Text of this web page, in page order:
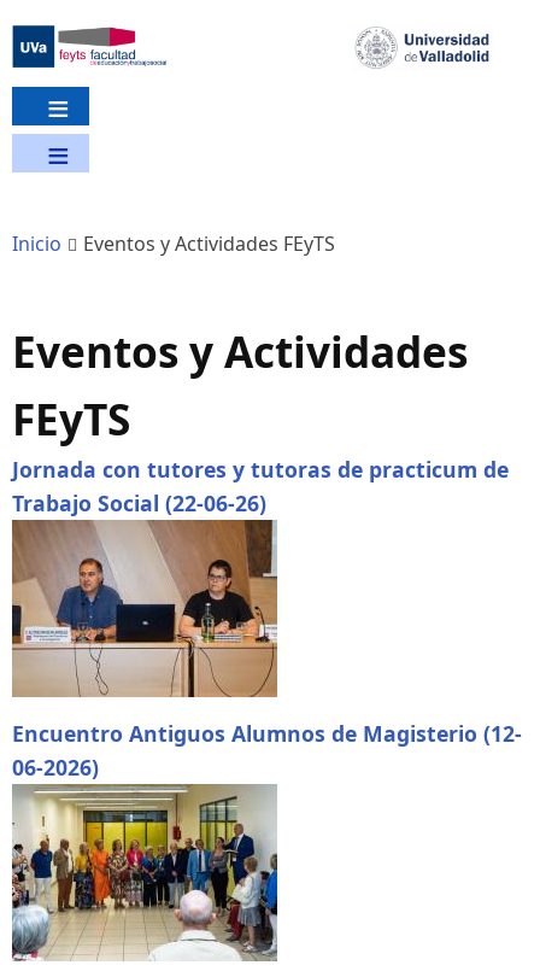
contenido
principal
Inicio Eventos y Actividades FEyTS
Eventos y Actividades
FEyTS
Jornada con tutores y tutoras de practicum de
Trabajo Social (22-06-26)
Encuentro Antiguos Alumnos de Magisterio (12-
06-2026)